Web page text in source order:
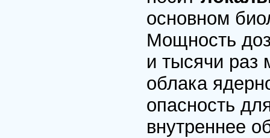
основном
Мощность
и тысячи раз
облака
опасность
внутреннее